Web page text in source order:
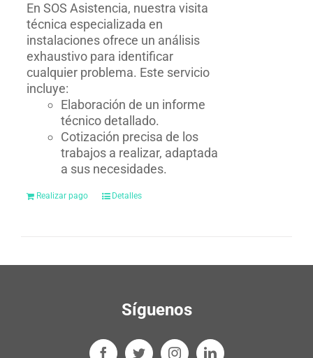
En SOS Asistencia, nuestra visita
técnica especializada en
instalaciones ofrece un análisis
exhaustivo para identificar
cualquier problema. Este servicio
incluye:
Elaboración de un informe
técnico detallado.
Cotización precisa de los
trabajos a realizar, adaptada
a sus necesidades.
Realizar pago Detalles
Síguenos